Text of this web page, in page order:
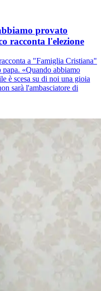
provato
racconta l'elezione
a "Famiglia Cristiana"
«Quando abbiamo
è scesa su di noi una gioia
sarà l'ambasciatore di